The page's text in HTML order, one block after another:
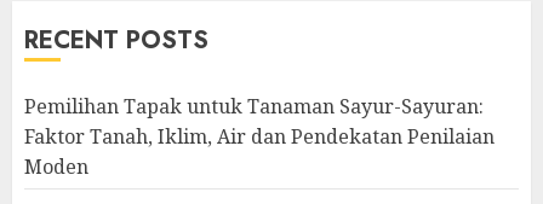
RECENT POSTS
Pemilihan Tapak untuk Tanaman Sayur-Sayuran:
Faktor Tanah, Iklim, Air dan Pendekatan Penilaian
Moden